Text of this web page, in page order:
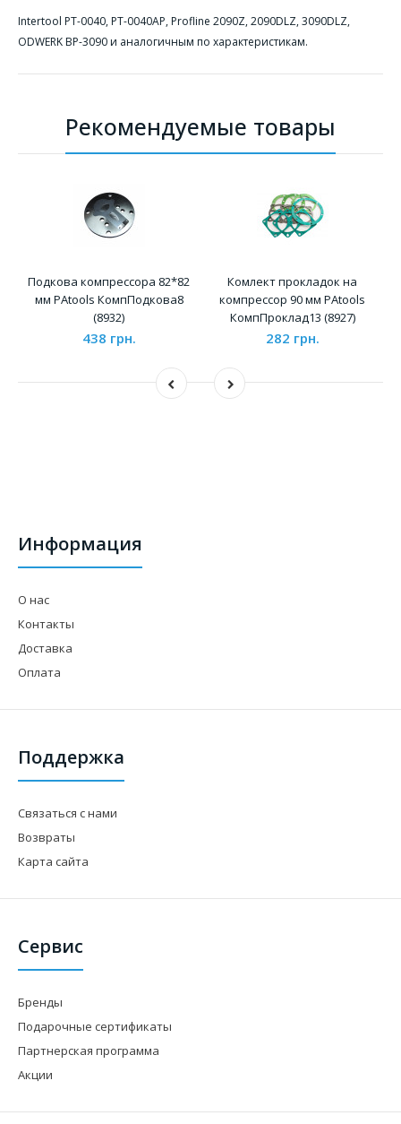
Intertool PT-0040, PT-0040AP, Profline 2090Z, 2090DLZ, 3090DLZ,
ODWERK BP-3090 и аналогичным по характеристикам.
Рекомендуемые товары
Подкова компрессора 82*82
мм PAtools КомпПодкова8
(8932)
438 грн.
Комлект прокладок на
компрессор 90 мм PAtools
КомпПроклад13 (8927)
282 грн.
Информация
О нас
Контакты
Доставка
Оплата
Поддержка
Связаться с нами
Возвраты
Карта сайта
Сервис
Бренды
Подарочные сертификаты
Партнерская программа
Акции